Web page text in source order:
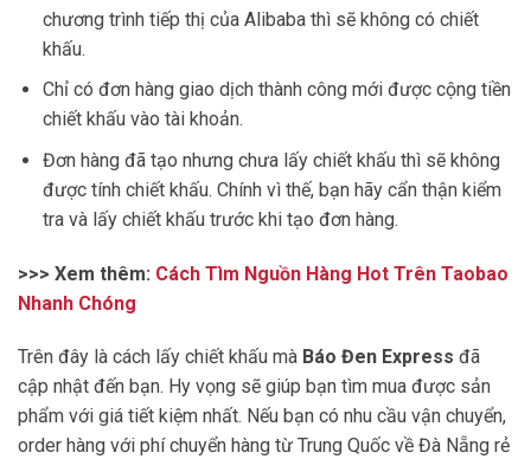
chương trình tiếp thị của Alibaba thì sẽ không có chiết
khấu.
Chỉ có đơn hàng giao dịch thành công mới được cộng tiền
chiết khấu vào tài khoản.
Đơn hàng đã tạo nhưng chưa lấy chiết khấu thì sẽ không
được tính chiết khấu. Chính vì thế, bạn hãy cẩn thận kiểm
tra và lấy chiết khấu trước khi tạo đơn hàng.
>>> Xem thêm: Cách Tìm Nguồn Hàng Hot Trên Taobao
Nhanh Chóng
Trên đây là cách lấy chiết khấu mà Báo Đen Express đã
cập nhật đến bạn. Hy vọng sẽ giúp bạn tìm mua được sản
phẩm với giá tiết kiệm nhất. Nếu bạn có nhu cầu vận chuyển,
order hàng với phí chuyển hàng từ Trung Quốc về Đà Nẵng rẻ